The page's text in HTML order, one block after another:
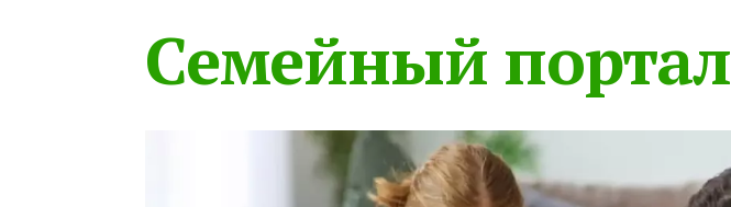
Семейный портал